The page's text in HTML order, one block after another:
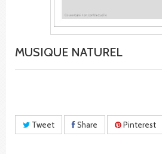
MUSIQUE NATUREL
Tweet Share Pinterest